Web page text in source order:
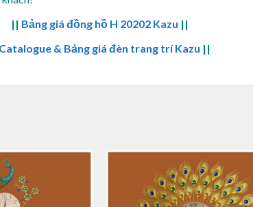
|| Bảng giá đồng hồ H 20202 Kazu ||
Catalogue & Bảng giá đèn trang trí Kazu ||